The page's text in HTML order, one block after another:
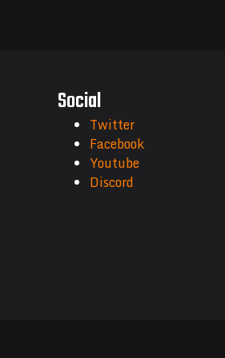
Social
Twitter
Facebook
Youtube
Discord